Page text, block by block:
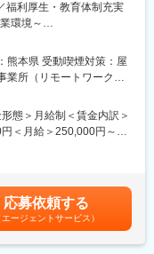
リアを形成し、貴方の
継続可能）
援、家族手当あり
や勉強が可能です。
グラミングや設計など幅
度で取得した単位に応じ
福利厚生・教育体制充実
環境～
ア開発をお任せ致しま
務は、半導体検査装置、
発・保守
プリケーション開発
ング、単体・結合テスト
との連携による機能検討
熊本県 受動喫煙対策：屋
業所（リモートワーク含
態＞月給制＜賃金内訳＞
＜月給＞250,000円～
の金額であり、選考を通
額)は固定手当を含めた表
応募依頼する
エージェントサービス）